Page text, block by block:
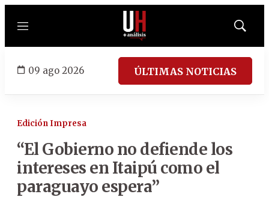
Menú
Mostrar
09 ago 2026 ÚLTIMAS NOTICIAS
Edición Impresa
“El Gobierno no defiende los
intereses en Itaipú como el
paraguayo espera”